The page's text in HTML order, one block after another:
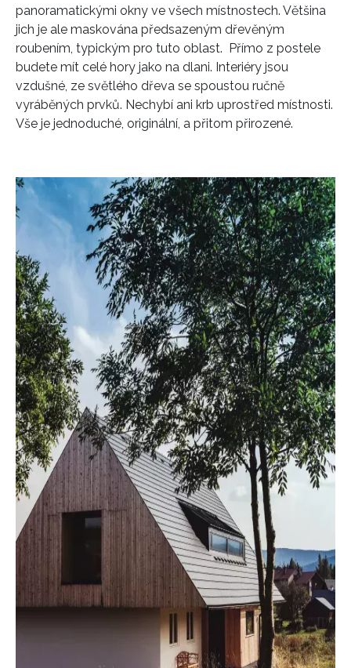
panoramatickými okny ve všech místnostech. Většina
jich je ale maskována předsazeným dřevěným
roubením, typickým pro tuto oblast. Přímo z postele
budete mít celé hory jako na dlani. Interiéry jsou
vzdušné, ze světlého dřeva se spoustou ručně
vyráběných prvků. Nechybí ani krb uprostřed místnosti.
Vše je jednoduché, originální, a přitom přirozené.